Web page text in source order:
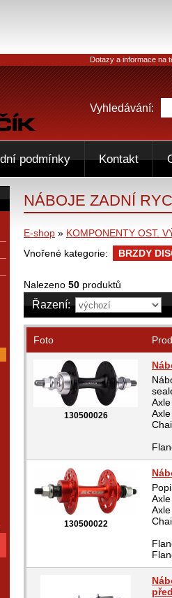
NÁBOJE ZADNÍ
E-shop » KOMPONENTY OST.
Vnořené kategorie:
BRZDY
Nalezeno 50 produktů
Řazení:
Foto
130500026
130500022
Dotazy a informace na
Vyhledávání:
podmínky Kontakt